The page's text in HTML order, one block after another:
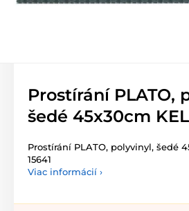
Prostírání PLATO,
šedé 45x30cm
Prostírání PLATO, polyvinyl, šedé
15641
Viac informácií ›